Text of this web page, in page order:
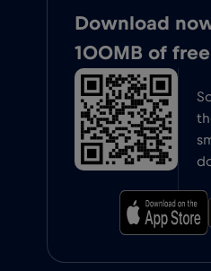
Download
100MB of